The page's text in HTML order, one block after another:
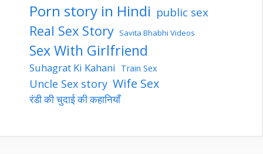
Porn story in Hindi public sex
Real Sex Story Savita Bhabhi Videos
Sex With Girlfriend
Suhagrat Ki Kahani Train Sex
Uncle Sex story Wife Sex
रंडी की चुदाई की कहानियाँ